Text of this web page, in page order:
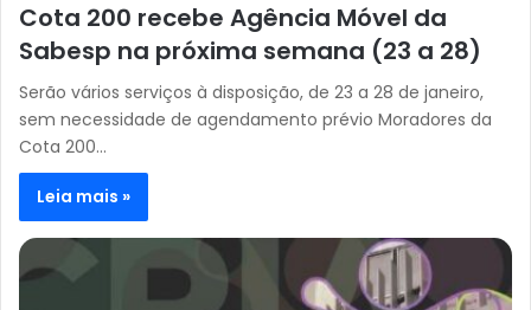
Cota 200 recebe Agência Móvel da
Sabesp na próxima semana (23 a 28)
Serão vários serviços à disposição, de 23 a 28 de janeiro,
sem necessidade de agendamento prévio Moradores da
Cota 200…
Leia mais »